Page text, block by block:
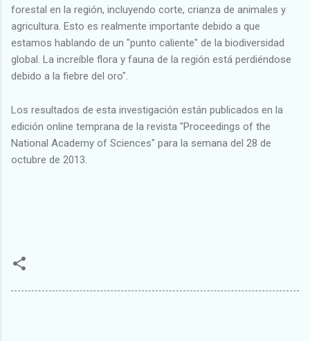
forestal en la región, incluyendo corte, crianza de animales y
agricultura. Esto es realmente importante debido a que
estamos hablando de un "punto caliente" de la biodiversidad
global. La increíble flora y fauna de la región está perdiéndose
debido a la fiebre del oro".
Los resultados de esta investigación están publicados en la
edición online temprana de la revista "Proceedings of the
National Academy of Sciences" para la semana del 28 de
octubre de 2013.